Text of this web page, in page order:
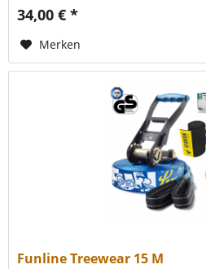
34,00 € *
Merken
Funline Treewear 15 M